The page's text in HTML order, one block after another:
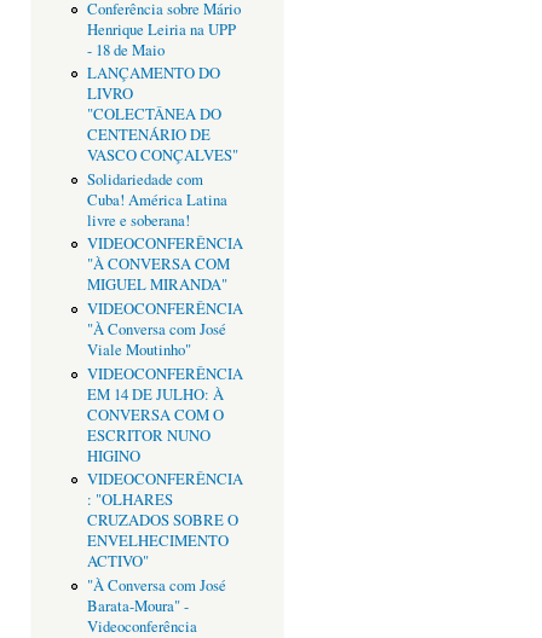
Conferência sobre Mário
Henrique Leiria na UPP
- 18 de Maio
LANÇAMENTO DO
LIVRO
"COLECTÂNEA DO
CENTENÁRIO DE
VASCO CONÇALVES"
Solidariedade com
Cuba! América Latina
livre e soberana!
VIDEOCONFERÊNCIA
"À CONVERSA COM
MIGUEL MIRANDA"
VIDEOCONFERÊNCIA
"À Conversa com José
Viale Moutinho"
VIDEOCONFERÊNCIA
EM 14 DE JULHO: À
CONVERSA COM O
ESCRITOR NUNO
HIGINO
VIDEOCONFERÊNCIA
: "OLHARES
CRUZADOS SOBRE O
ENVELHECIMENTO
ACTIVO"
"À Conversa com José
Barata-Moura" -
Videoconferência